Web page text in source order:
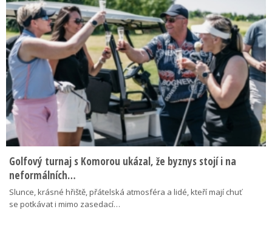
Golfový turnaj s Komorou ukázal, že byznys stojí i na
neformálních…
Slunce, krásné hřiště, přátelská atmosféra a lidé, kteří mají chuť
se potkávat i mimo zasedací…